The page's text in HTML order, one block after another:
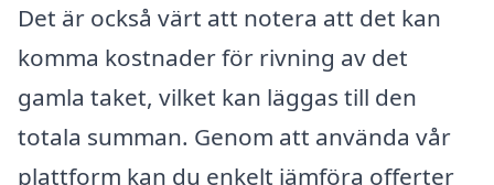
Det är också värt att notera att det kan
komma kostnader för rivning av det
gamla taket, vilket kan läggas till den
totala summan. Genom att använda vår
plattform kan du enkelt jämföra offerter